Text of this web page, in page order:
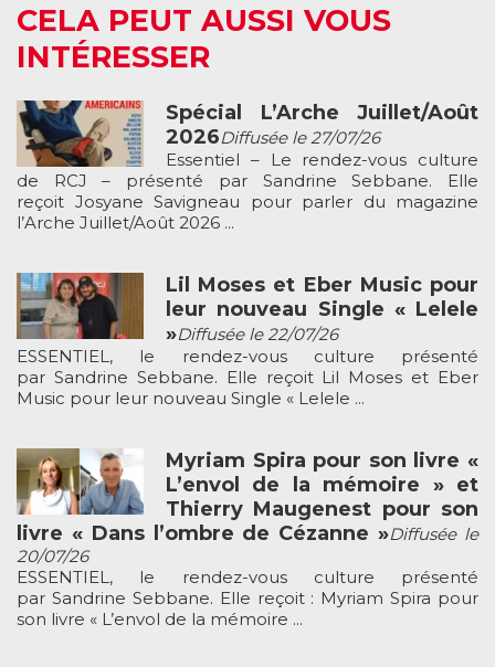
CELA PEUT AUSSI VOUS
INTÉRESSER
Spécial L’Arche Juillet/Août
2026Diffusée le 27/07/26
Essentiel – Le rendez-vous culture
de RCJ – présenté par Sandrine Sebbane. Elle
reçoit Josyane Savigneau pour parler du magazine
l’Arche Juillet/Août 2026 ...
Lil Moses et Eber Music pour
leur nouveau Single « Lelele
»Diffusée le 22/07/26
ESSENTIEL, le rendez-vous culture présenté
par Sandrine Sebbane. Elle reçoit Lil Moses et Eber
Music pour leur nouveau Single « Lelele ...
Myriam Spira pour son livre «
L’envol de la mémoire » et
Thierry Maugenest pour son
livre « Dans l’ombre de Cézanne »Diffusée le
20/07/26
ESSENTIEL, le rendez-vous culture présenté
par Sandrine Sebbane. Elle reçoit : Myriam Spira pour
son livre « L’envol de la mémoire ...